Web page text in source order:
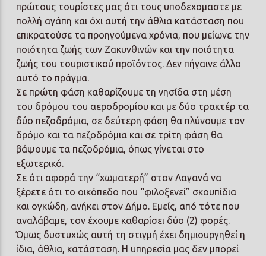
πρώτους τουρίστες μας ότι τους υποδεχομαστε με
πολλή αγάπη και όχι αυτή την άθλια κατάσταση που
επικρατούσε τα προηγούμενα χρόνια, που μείωνε την
ποιότητα ζωής των Ζακυνθινών και την ποιότητα
ζωής του τουριστικού προϊόντος. Δεν πήγαινε άλλο
αυτό το πράγμα.
Σε πρώτη φάση καθαρίζουμε τη νησίδα στη μέση
του δρόμου του αεροδρομίου και με δύο τρακτέρ τα
δύο πεζοδρόμια, σε δεύτερη φάση θα πλύνουμε τον
δρόμο και τα πεζοδρόμια και σε τρίτη φάση θα
βάψουμε τα πεζοδρόμια, όπως γίνεται στο
εξωτερικό.
Σε ότι αφορά την “χωματερή” στον Λαγανά να
ξέρετε ότι το οικόπεδο που “φιλοξενεί” σκουπίδια
και ογκώδη, ανήκει στον Δήμο. Εμείς, από τότε που
αναλάβαμε, τον έχουμε καθαρίσει δύο (2) φορές.
Όμως δυστυχώς αυτή τη στιγμή έχει δημιουργηθεί η
ίδια, άθλια, κατάσταση. Η υπηρεσία μας δεν μπορεί